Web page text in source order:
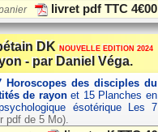
livret pdf TTC4€00
DKNOUVELLE EDITION 2024
- par Daniel Véga.
Horoscopes des disciples du
de rayonet 15 Planches en
ésotérique Les 7
pdf de 5 Mo).